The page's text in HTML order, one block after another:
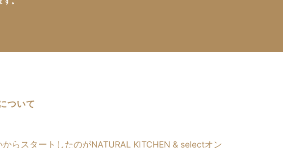
ついて
らスタートしたのがNATURAL KITCHEN & selectオン